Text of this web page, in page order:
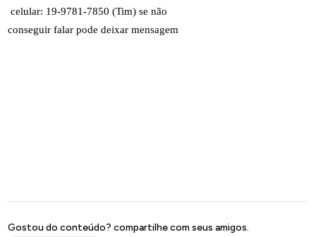
celular: 19-9781-7850 (Tim) se não
conseguir falar pode deixar mensagem
Gostou do conteúdo? compartilhe com seus amigos.